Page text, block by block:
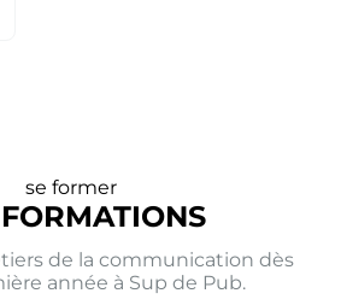
se former
de la communication dès
année à Sup de Pub.